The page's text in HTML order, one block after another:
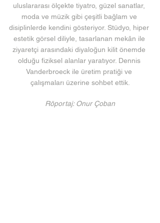
uluslararası ölçekte tiyatro, güzel sanatlar,
moda ve müzik gibi çeşitli bağlam ve
disiplinlerde kendini gösteriyor. Stüdyo, hiper
estetik görsel diliyle, tasarlanan mekân ile
ziyaretçi arasındaki diyaloğun kilit önemde
olduğu fiziksel alanlar yaratıyor. Dennis
Vanderbroeck ile üretim pratiği ve
çalışmaları üzerine sohbet ettik.
Röportaj: Onur Çoban